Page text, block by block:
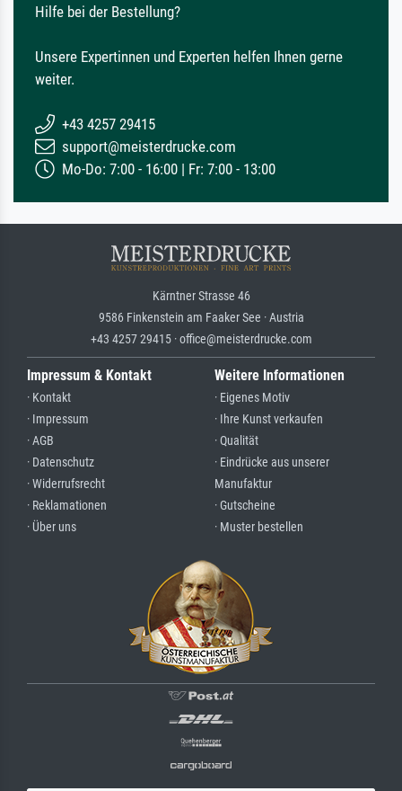
Hilfe bei der Bestellung?
Unsere Expertinnen und Experten helfen Ihnen gerne
weiter.
+43 4257 29415
support@meisterdrucke.com
Mo-Do: 7:00 - 16:00 | Fr: 7:00 - 13:00
Kärntner Strasse 46
9586 Finkenstein am Faaker See · Austria
+43 4257 29415 · office@meisterdrucke.com
Impressum & Kontakt
· Kontakt
· Impressum
· AGB
· Datenschutz
· Widerrufsrecht
· Reklamationen
· Über uns
Weitere Informationen
· Eigenes Motiv
· Ihre Kunst verkaufen
· Qualität
· Eindrücke aus unserer
Manufaktur
· Gutscheine
· Muster bestellen